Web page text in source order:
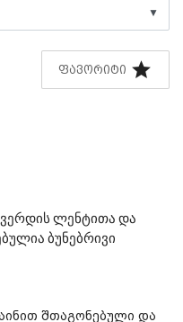
▼
ᲤᲐᲕᲝᲠᲘᲢᲘ
ლენტითა და
ბუნებრივი
შთაგონებული და